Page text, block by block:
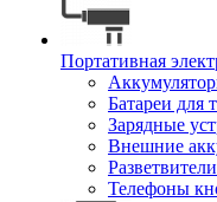
Портативная
Батареи для
Зарядные
Внешние
Телефоны